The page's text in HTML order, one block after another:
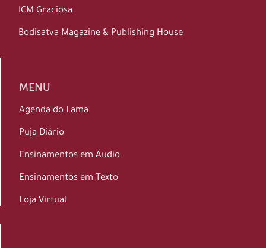
ICM Graciosa
Bodisatva Magazine & Publishing House
MENU
Agenda do Lama
Puja Diário
Ensinamentos em Áudio
Ensinamentos em Texto
Loja Virtual